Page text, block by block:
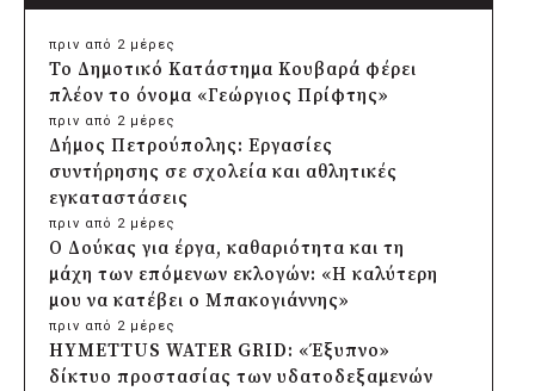
πριν από 2 μέρες
Το Δημοτικό Κατάστημα Κουβαρά φέρει
πλέον το όνομα «Γεώργιος Πρίφτης»
πριν από 2 μέρες
Δήμος Πετρούπολης: Εργασίες
συντήρησης σε σχολεία και αθλητικές
εγκαταστάσεις
πριν από 2 μέρες
Ο Δούκας για έργα, καθαριότητα και τη
μάχη των επόμενων εκλογών: «Η καλύτερη
μου να κατέβει ο Μπακογιάννης»
πριν από 2 μέρες
HYMETTUS WATER GRID: «Έξυπνο»
δίκτυο προστασίας των υδατοδεξαμενών